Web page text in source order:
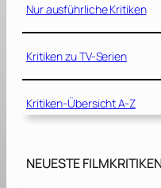
e
n
[
2
2
Nur ausführliche Kritiken
Kritiken zu TV-Serien
Kritiken-Übersicht A-Z
NEUESTE